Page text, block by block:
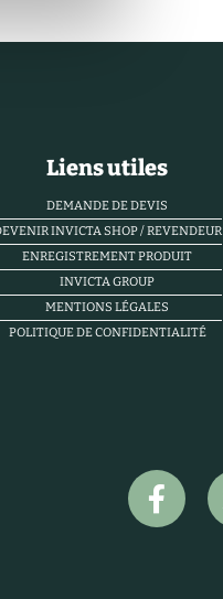
Liens utiles
DEMANDE DE DEVIS
INVICTA SHOP / REVENDEUR
ENREGISTREMENT PRODUIT
INVICTA GROUP
MENTIONS LÉGALES
POLITIQUE DE CONFIDENTIALITÉ